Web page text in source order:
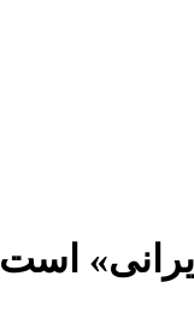
است